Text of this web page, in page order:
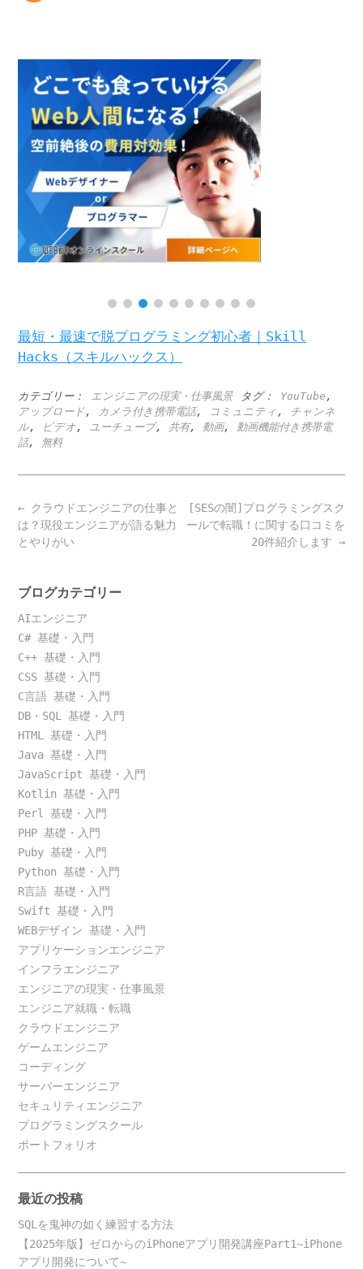
最短・最速で脱プログラミング初心者｜Skill
Hacks（スキルハックス）
カテゴリー： エンジニアの現実・仕事風景 タグ： YouTube ,
アップロード, カメラ付き携帯電話, コミュニティ ,
チャンネ
ル, ビデオ, ユーチューブ, 共有, 動画, 動画機能付き携帯電
話, 無料
Post
navigation
[SESの闇]プログラミングスク
ールで転職！に関する口コミを
20件紹介します →
← クラウドエンジニアの仕事と
は？現役エンジニアが語る魅力
とやりがい
ブログカテゴリー
AIエンジニア
C# 基礎・入門
C++ 基礎・入門
CSS 基礎・入門
C言語 基礎・入門
DB・SQL 基礎・入門
HTML 基礎・入門
Java 基礎・入門
JavaScript 基礎・入門
Kotlin 基礎・入門
Perl 基礎・入門
PHP 基礎・入門
Puby 基礎・入門
Python 基礎・入門
R言語 基礎・入門
Swift 基礎・入門
WEBデザイン 基礎・入門
アプリケーションエンジニア
インフラエンジニア
エンジニアの現実・仕事風景
エンジニア就職・転職
クラウドエンジニア
ゲームエンジニア
コーディング
サーバーエンジニア
セキュリティエンジニア
プログラミングスクール
ポートフォリオ
最近の投稿
SQLを鬼神の如く練習する方法
【2025年版】ゼロからのiPhoneアプリ開発講座Part1~iPhone
アプリ開発について~